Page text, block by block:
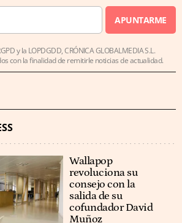
APUNTARME
y la LOPDGDD, CRÓNICA GLOBALMEDIA S.L.
con la finalidad de remitirle noticias de actualidad.
Wallapop
revoluciona su
consejo con la
salida de su
cofundador David
Muñoz